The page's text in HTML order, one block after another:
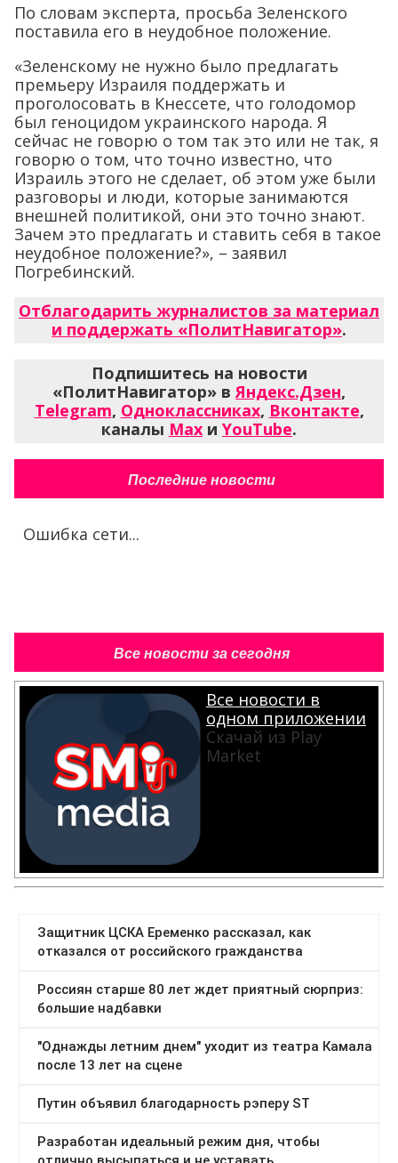
По словам эксперта, просьба Зеленского
поставила его в неудобное положение.
«Зеленскому не нужно было предлагать
премьеру Израиля поддержать и
проголосовать в Кнессете, что голодомор
был геноцидом украинского народа. Я
сейчас не говорю о том так это или не так, я
говорю о том, что точно известно, что
Израиль этого не сделает, об этом уже были
разговоры и люди, которые занимаются
внешней политикой, они это точно знают.
Зачем это предлагать и ставить себя в такое
неудобное положение?», – заявил
Погребинский.
Отблагодарить журналистов за материал
и поддержать «ПолитНавигатор».
Подпишитесь на новости
«ПолитНавигатор» в Яндекс.Дзен,
Telegram, Одноклассниках, Вконтакте,
каналы Max и YouTube.
Последние новости
Ошибка сети...
Все новости за сегодня
Все новости в
одном приложении
Скачай из Play
Market